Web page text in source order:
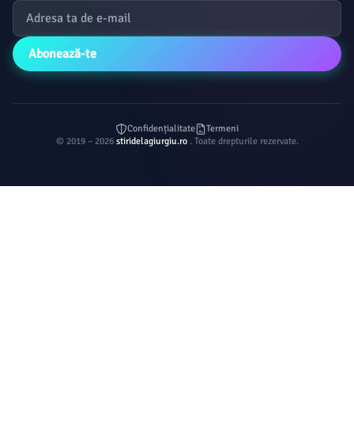
Abonează-te
Confidențialitate
Termeni
© 2019 – 2026 stiridelagiurgiu.ro . Toate drepturile rezervate.